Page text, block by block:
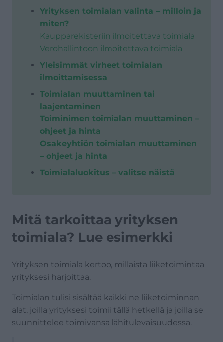
Yrityksen toimialan valinta – milloin ja
miten?
Kaupparekisteriin ilmoitettava toimiala
Verohallintoon ilmoitettava toimiala
Yleisimmät virheet toimialan
ilmoittamisessa
Toimialan muuttaminen tai
laajentaminen
Toiminimen toimialan muuttaminen –
ohjeet ja hinta
Osakeyhtiön toimialan muuttaminen
– ohjeet ja hinta
Toimialaluokitus – valitse näistä
Mitä tarkoittaa yrityksen
toimiala? Lue esimerkki
Yrityksen toimiala kertoo, millaista liiketoimintaa
yrityksesi harjoittaa.
Toimialan tulisi sisältää kaikki ne liiketoiminnan
alat, joilla yrityksesi toimii tällä hetkellä ja joilla se
suunnittelee toimivansa lähitulevaisuudessa.